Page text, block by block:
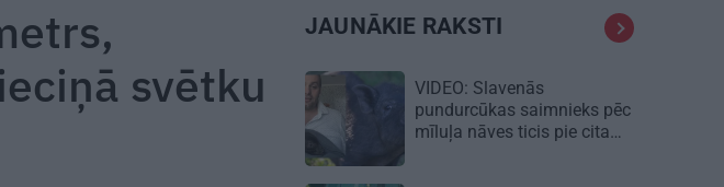
svētku
JAUNĀKIE RAKSTI
VIDEO: Slavenās
pundurcūkas saimnieks pēc
mīluļa nāves ticis pie cita